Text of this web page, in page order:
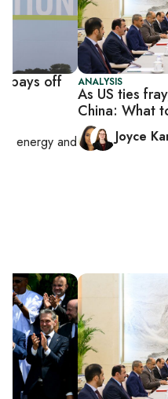
ANALYSIS
As US ties
China: What
Joyce
pays off
energy and